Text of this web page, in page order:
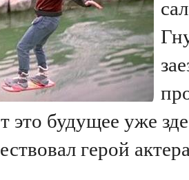
это будущее уже
герой